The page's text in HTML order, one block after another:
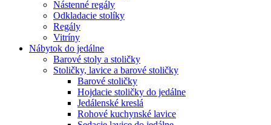
Nástenné regály
Odkladacie stolíky
Regály
Vitríny
Nábytok do jedálne
Barové stoly a stoličky
Stoličky, lavice a barové stoličky
Barové stoličky
Hojdacie stoličky do jedálne
Jedálenské kreslá
Rohové kuchynské lavice